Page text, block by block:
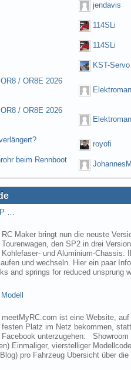
jendavis
114SLi
114SLi
KST-Servo
/ OR8E 2026
/ OR8E 2026
royofi
beim Rennboot
JohannesM
…
RC Maker bringt nun die neuste
Tourenwagen, den SP2 in drei
Kohlefaser- und Aluminium-Chassis.
und wechseln. Hier ein paar
and springs for reduced unsprung
meetMyRC.com ist eine Website,
festen Platz im Netz bekommen,
Facebook unterzugehen:
Einmaliger, vierstelliger
pro Fahrzeug Übersicht über